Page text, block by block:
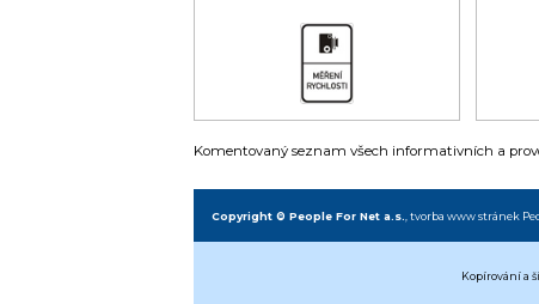
Komentovaný seznam všech informativních a
Copyright © People For Net a.s. tvorba www stránek
Kopírování a